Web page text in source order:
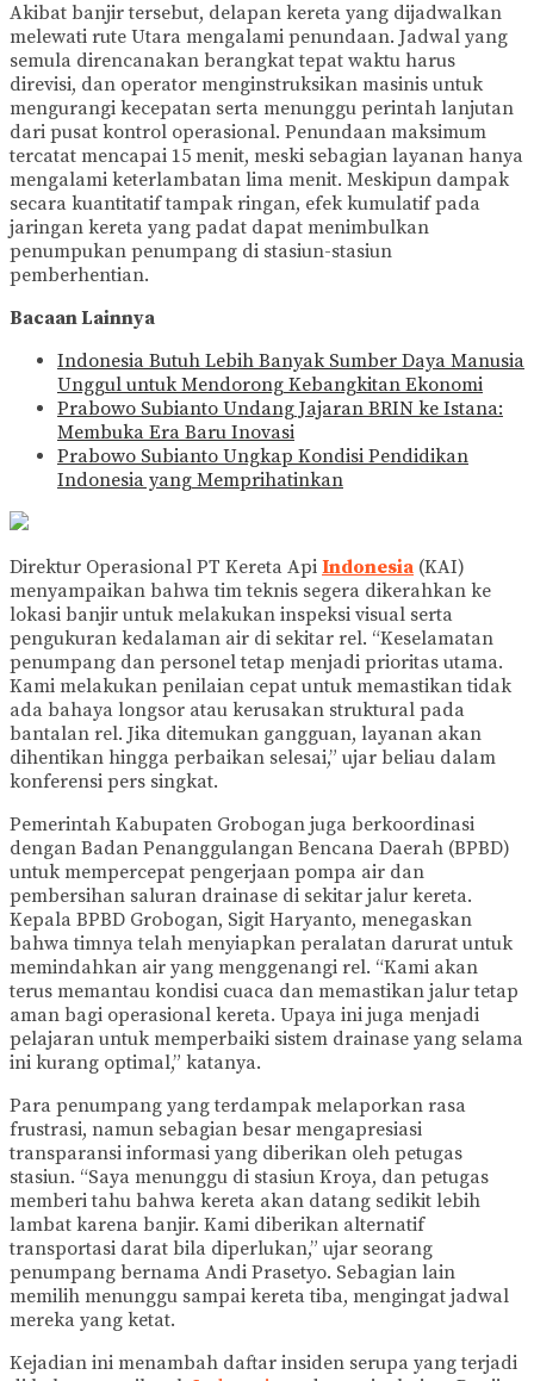
Akibat banjir tersebut, delapan kereta yang dijadwalkan
melewati rute Utara mengalami penundaan. Jadwal yang
semula direncanakan berangkat tepat waktu harus
direvisi, dan operator menginstruksikan masinis untuk
mengurangi kecepatan serta menunggu perintah lanjutan
dari pusat kontrol operasional. Penundaan maksimum
tercatat mencapai 15 menit, meski sebagian layanan hanya
mengalami keterlambatan lima menit. Meskipun dampak
secara kuantitatif tampak ringan, efek kumulatif pada
jaringan kereta yang padat dapat menimbulkan
penumpukan penumpang di stasiun-stasiun
pemberhentian.
Bacaan Lainnya
Indonesia Butuh Lebih Banyak Sumber Daya Manusia
Unggul untuk Mendorong Kebangkitan Ekonomi
Prabowo Subianto Undang Jajaran BRIN ke Istana:
Membuka Era Baru Inovasi
Prabowo Subianto Ungkap Kondisi Pendidikan
Indonesia yang Memprihatinkan
Direktur Operasional PT Kereta Api Indonesia (KAI)
menyampaikan bahwa tim teknis segera dikerahkan ke
lokasi banjir untuk melakukan inspeksi visual serta
pengukuran kedalaman air di sekitar rel. “Keselamatan
penumpang dan personel tetap menjadi prioritas utama.
Kami melakukan penilaian cepat untuk memastikan tidak
ada bahaya longsor atau kerusakan struktural pada
bantalan rel. Jika ditemukan gangguan, layanan akan
dihentikan hingga perbaikan selesai,” ujar beliau dalam
konferensi pers singkat.
Pemerintah Kabupaten Grobogan juga berkoordinasi
dengan Badan Penanggulangan Bencana Daerah (BPBD)
untuk mempercepat pengerjaan pompa air dan
pembersihan saluran drainase di sekitar jalur kereta.
Kepala BPBD Grobogan, Sigit Haryanto, menegaskan
bahwa timnya telah menyiapkan peralatan darurat untuk
memindahkan air yang menggenangi rel. “Kami akan
terus memantau kondisi cuaca dan memastikan jalur tetap
aman bagi operasional kereta. Upaya ini juga menjadi
pelajaran untuk memperbaiki sistem drainase yang selama
ini kurang optimal,” katanya.
Para penumpang yang terdampak melaporkan rasa
frustrasi, namun sebagian besar mengapresiasi
transparansi informasi yang diberikan oleh petugas
stasiun. “Saya menunggu di stasiun Kroya, dan petugas
memberi tahu bahwa kereta akan datang sedikit lebih
lambat karena banjir. Kami diberikan alternatif
transportasi darat bila diperlukan,” ujar seorang
penumpang bernama Andi Prasetyo. Sebagian lain
memilih menunggu sampai kereta tiba, mengingat jadwal
mereka yang ketat.
Kejadian ini menambah daftar insiden serupa yang terjadi